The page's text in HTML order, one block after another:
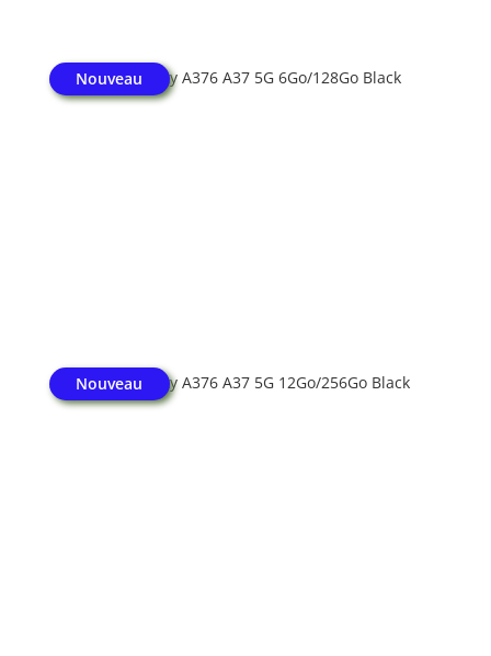
Nouveau
SAMSUNG Galaxy A376 A37 5G 6Go/128Go Black
Nouveau
SAMSUNG Galaxy A376 A37 5G 12Go/256Go Black